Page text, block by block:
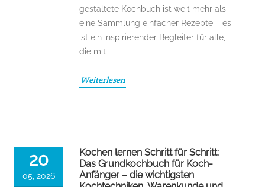
gestaltete Kochbuch ist weit mehr als
eine Sammlung einfacher Rezepte – es
ist ein inspirierender Begleiter für alle,
die mit
Weiterlesen
20
05, 2026
Kochen lernen Schritt für Schritt:
Das Grundkochbuch für Koch-
Anfänger – die wichtigsten